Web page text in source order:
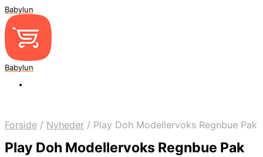
Babylun
Babylun
Forside / Nyheder / Play Doh Modellervoks Regnbue Pak
Play Doh Modellervoks Regnbue Pak